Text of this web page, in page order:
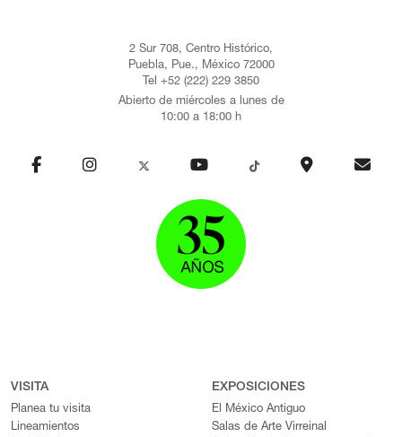
2 Sur 708, Centro Histórico,
Puebla, Pue., México 72000
Tel +52 (222) 229 3850
Abierto de miércoles a lunes de
10:00 a 18:00 h
VISITA
Planea tu visita
Lineamientos
EXPOSICIONES
El México Antiguo
Salas de Arte Virreinal